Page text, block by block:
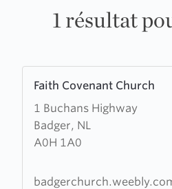
1 résultat
Faith Covenant Church
1 Buchans Highway
Badger, NL
A0H 1A0
more
about
Faith
Covenant